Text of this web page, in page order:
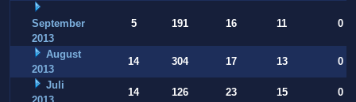
September
2013
5 191 16 11 0
August
2013
14 304 17 13
0
Juli
14 126 23 15
0